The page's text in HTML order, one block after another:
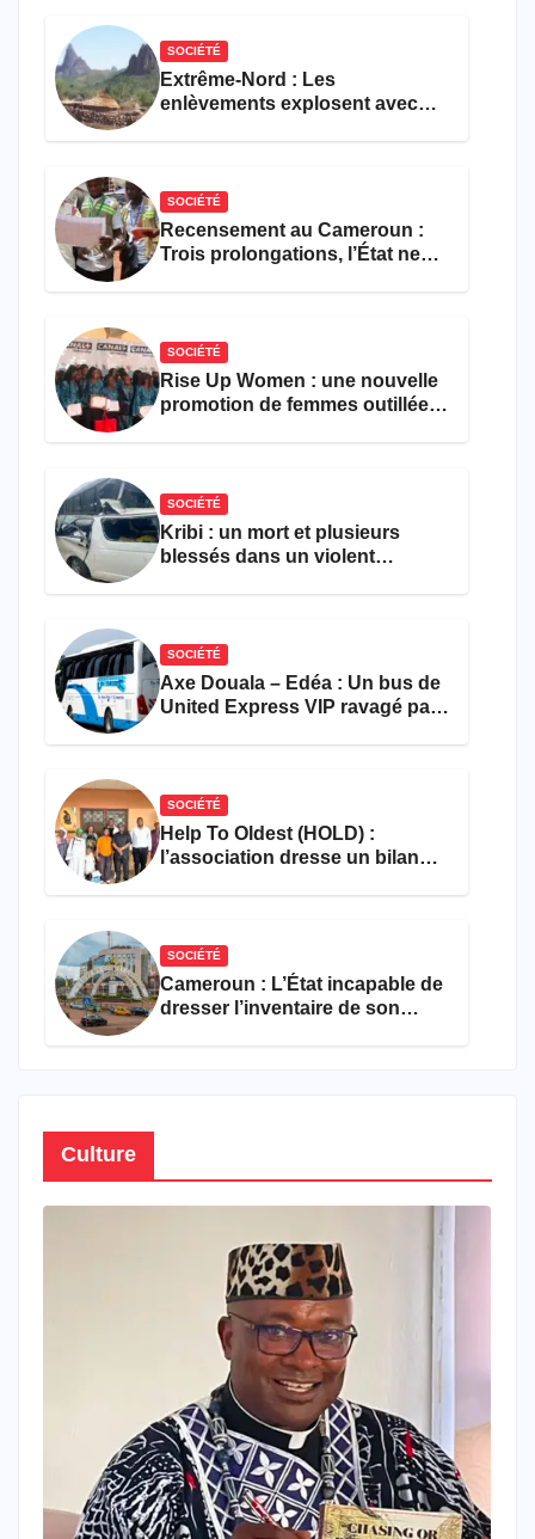
SOCIÉTÉ
Extrême-Nord : Les
enlèvements explosent avec
SOCIÉTÉ
Recensement au Cameroun :
Trois prolongations, l’État ne
SOCIÉTÉ
Rise Up Women : une nouvelle
promotion de femmes outillées
SOCIÉTÉ
Kribi : un mort et plusieurs
blessés dans un violent
SOCIÉTÉ
Axe Douala – Edéa : Un bus de
United Express VIP ravagé par
SOCIÉTÉ
Help To Oldest (HOLD) :
l’association dresse un bilan
SOCIÉTÉ
Cameroun : L’État incapable de
dresser l’inventaire de son
Culture